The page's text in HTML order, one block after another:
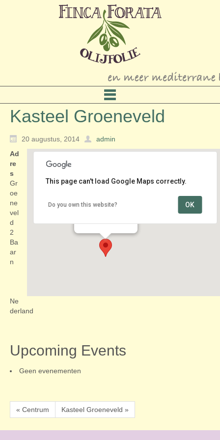
Kasteel Groeneveld
20 augustus, 2014 admin
Kasteel Groeneveld
This page can't load Google Maps correctly.
Do you own this website? OK
Ad
re
s
Gr
oe
ne
vel
d
2
Ba
ar
n
Ne
derland
Upcoming Events
Geen evenementen
« Centrum Kasteel Groeneveld »